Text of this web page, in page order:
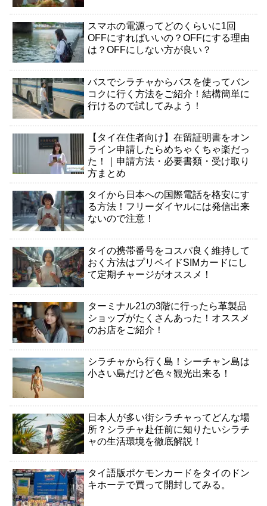
スマホの電源ってどのくらいに1回
OFFにすればいいの？OFFにする理由
は？OFFにしない方が良い？
バスでシラチャからバスを使ってバン
コクに行く方法をご紹介！結構簡単に
行けるので試してみよう！
【タイ在住者向け】在留証明書をオン
ライン申請したらめちゃくちゃ楽だっ
た！｜申請方法・必要書類・受け取り
方まとめ
タイから日本への国際電話を格安にす
る方法！フリーダイヤルには発信出来
ないので注意！
タイの携帯番号をコスパ良く維持して
おく方法はプリペイドSIMカードにし
て定期チャージがオススメ！
ターミナル21の3階に行ったら革製品
ショップがたくさんあった！オススメ
のお店をご紹介！
シラチャから行く島！シーチャン島は
小さい島だけど色々観光出来る！
日本人が多い街シラチャってどんな場
所？シラチャ赴任前に知りたいシラチ
ャの生活環境を徹底解説！
タイ語版ポケモンカードをタイのドン
キホーテで買って開封してみる。